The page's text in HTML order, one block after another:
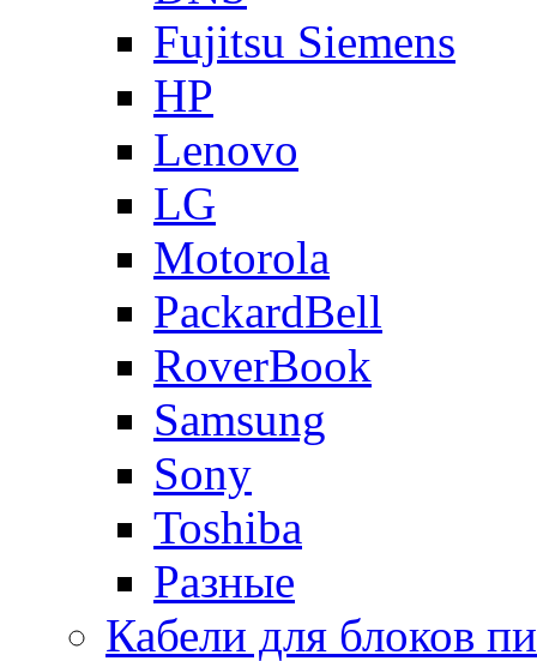
Fujitsu Siemens
HP
Lenovo
LG
Motorola
PackardBell
RoverBook
Samsung
Sony
Toshiba
Разные
Кабели для блоков